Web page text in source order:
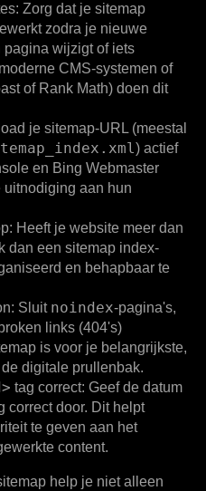
Zorg dat je sitemap
zodra je nieuwe
pagina wijzigt of iets
CMS-systemen of
of Rank Math) doen dit
je sitemap-URL (meestal
) actief
en Bing Webmaster
uitnodiging aan hun
Heeft je website meer dan
dan een sitemap index-
en behapbaar te
Sluit noindex-pagina's,
links (404's)
is voor je belangrijkste,
digitale prullenbak.
tag correct: Geef de datum
correct door. Dit helpt
te geven aan het
content.
help je niet alleen